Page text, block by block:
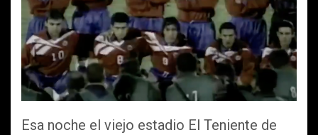
Esa noche el viejo estadio El Teniente de